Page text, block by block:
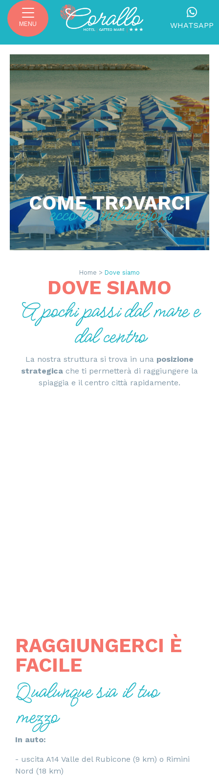
MENU WHATSAPP
COME TROVARCI
ecco le indicazioni
Home > Dove siamo
DOVE SIAMO
A pochi passi dal mare e
dal centro
La nostra struttura si trova in una posizione
strategica che ti permetterà di raggiungere la
spiaggia e il centro città rapidamente.
RAGGIUNGERCI È
FACILE
Qualunque sia il tuo
mezzo
In auto:
- uscita A14 Valle del Rubicone (9 km) o Rimini
Nord (18 km)